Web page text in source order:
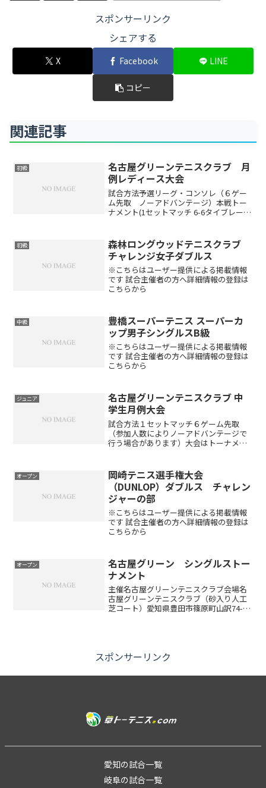
スポンサーリンク
シェアする
X Facebook LINE
コピー
関連記事
初級
名古屋グリーンテニスクラブ 月
例レディース大会
試合方法予選リーグ・コンソレ（６ゲー
ム先取 ノーアドバンテージ）本戦トー
ナメント(1セットマッチ 6-6タイブレー
して250ポイント ※勝敗によって下記ポ
イントが...
初級
森林ロングウッドテニスクラブ
チャレンジ女子ダブルス
※こちらはユーザー提供による掲載情報
です 試合主催者の方へ詳細情報の登録は
こちらから
中級
豊橋スーパーテニス スーパーカ
ップ男子シングルスB級
※こちらはユーザー提供による掲載情報
です 試合主催者の方へ詳細情報の登録は
こちらから
ジュニア
名古屋グリーンテニスクラブ 中
学生月例大会
試合方法１セットマッチ６ゲーム先取
（参加人数によりノーアドバンテージで
行う場合があります）大会はトーナメン
マッチ（４ゲーム先取）もありますので
積極的に参加して下さい※筆...
オープン
岡崎テニス選手権大会
（DUNLOP）ダブルス チャレン
ジャーの部
※こちらはユーザー提供による掲載情報
です 試合主催者の方へ詳細情報の登録は
こちらから
オープン
名古屋グリーン シングルストー
ナメント
主催名古屋グリーンテニスクラブ会場名
古屋グリーンテニスクラブ（砂入り人工
芝コート）愛知県豊田市篠原町山訳74-1
スポンサーリンク
愛知の試合一覧
岐阜の試合一覧